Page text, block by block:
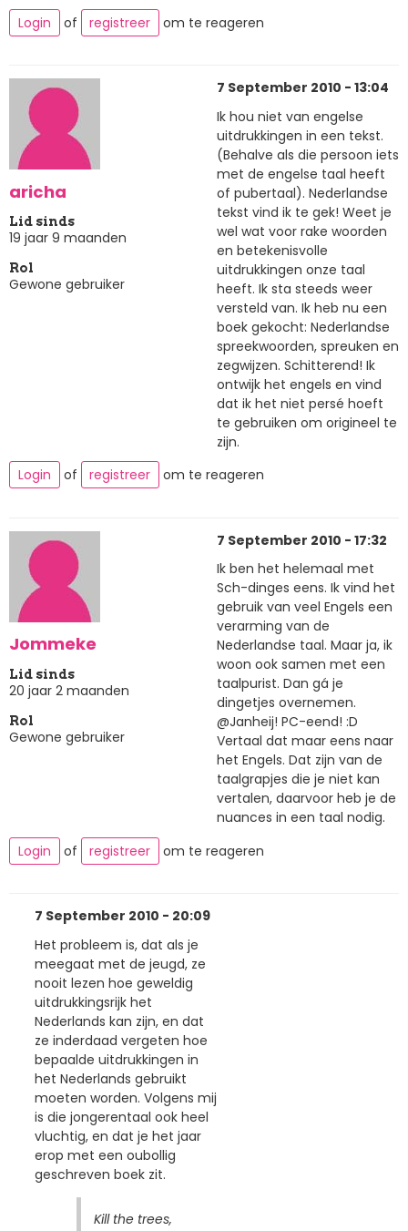
Login
of registreer om te reageren
aricha
Lid sinds
19 jaar 9 maanden
Rol
Gewone gebruiker
7 September 2010 - 13:04
Ik hou niet van engelse
uitdrukkingen in een tekst.
(Behalve als die persoon iets
met de engelse taal heeft
of pubertaal). Nederlandse
tekst vind ik te gek! Weet je
wel wat voor rake woorden
en betekenisvolle
uitdrukkingen onze taal
heeft. Ik sta steeds weer
versteld van. Ik heb nu een
boek gekocht: Nederlandse
spreekwoorden, spreuken en
zegwijzen. Schitterend! Ik
ontwijk het engels en vind
dat ik het niet persé hoeft
te gebruiken om origineel te
zijn.
Login
of registreer om te reageren
Jommeke
Lid sinds
20 jaar 2 maanden
Rol
Gewone gebruiker
7 September 2010 - 17:32
Ik ben het helemaal met
Sch-dinges eens. Ik vind het
gebruik van veel Engels een
verarming van de
Nederlandse taal. Maar ja, ik
woon ook samen met een
taalpurist. Dan gá je
dingetjes overnemen.
@Janheij! PC-eend! :D
Vertaal dat maar eens naar
het Engels. Dat zijn van de
taalgrapjes die je niet kan
vertalen, daarvoor heb je de
nuances in een taal nodig.
Login
of registreer om te reageren
7 September 2010 - 20:09
Het probleem is, dat als je
meegaat met de jeugd, ze
nooit lezen hoe geweldig
uitdrukkingsrijk het
Nederlands kan zijn, en dat
ze inderdaad vergeten hoe
bepaalde uitdrukkingen in
het Nederlands gebruikt
moeten worden. Volgens mij
is die jongerentaal ook heel
vluchtig, en dat je het jaar
erop met een oubollig
geschreven boek zit.
Kill the trees,